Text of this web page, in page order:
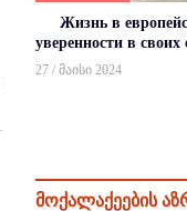
Жизнь в
уверенности в
27 / მაისი 2024
მოქალაქეების